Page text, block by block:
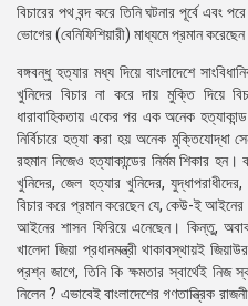
বিচারের পথ বন্দ করে তিনি ঘটনার পূর্বে এবং
ভোগের (বেনিফিশিয়ারী) মাধ্যমে প্রমান
বঙ্গবন্ধু হত্যার মধ্য দিয়ে বাংলাদেশে
খুনিদের বিচার না করে দায় মুক্তি দিয়ে
ধারাবাহিকতায় একের পর এক অনেক হত্যাকান্ড
নির্বিচারে হত্যা করা হয় অনেক মুক্তিযোদ্ধা
রহমান নিজেও হত্যাকান্ডের নির্মম শিকার
খুনিদের, জেল হত্যার খুনিদের,
বিচার করে প্রমান করেছেন যে, কেউ-ই আইনের
আইনের শাসন ফিরিয়ে এনেছেন। কিন্তু, অবাক
খালেদা জিয়া প্রধানমন্ত্রী থাকাবস্থায়ই
প্রশ্ন জাগে, তিনি কি ক্ষমতার স্বার্থেই নিজ
নিলেন ? এভাবেই বাংলাদেশের গণতান্ত্রিক